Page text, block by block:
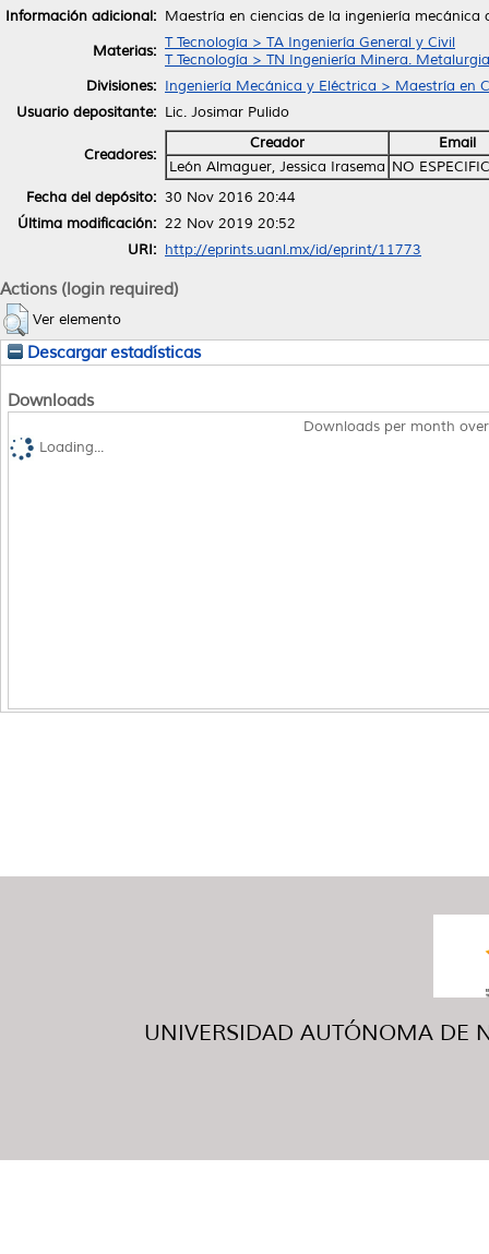
Información adicional: Maestría en ciencias de la ingeniería mecánica
Materias: T Tecnología > TA Ingeniería General y Civil
T Tecnología > TN Ingeniería Minera. Metalurgia
Divisiones: Ingeniería Mecánica y Eléctrica > Maestría en
Usuario depositante: Lic. Josimar Pulido
Creadores:
Creador
Email
León Almaguer, Jessica Irasema NO
Fecha del depósito: 30 Nov 2016 20:44
Última modificación: 22 Nov 2019 20:52
URI: http://eprints.uanl.mx/id/eprint/11773
Actions (login required)
Ver elemento
Descargar estadísticas
Downloads
Downloads per month
Loading...
UNIVERSIDAD AUTÓNOMA DE